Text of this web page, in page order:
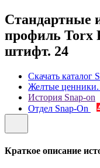
Стандартные
профиль Torx
штифт. 24
Скачать каталог
Желтые ценники.
История Snap-on
Отдел Snap-On
Краткое описание